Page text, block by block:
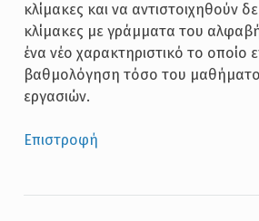
κλίμακες και να αντιστοιχηθούν
κλίμακες με γράμματα του
ένα νέο χαρακτηριστικό το οποίο
βαθμολόγηση τόσο του
εργασιών.
Επιστροφή